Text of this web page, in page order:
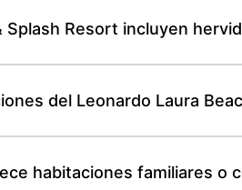
Splash Resort incluyen
del Leonardo Laura
habitaciones familiares o